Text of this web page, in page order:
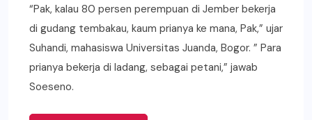
“Pak, kalau 80 persen perempuan di Jember bekerja
di gudang tembakau, kaum prianya ke mana, Pak,” ujar
Suhandi, mahasiswa Universitas Juanda, Bogor. ” Para
prianya bekerja di ladang, sebagai petani,” jawab
Soeseno.